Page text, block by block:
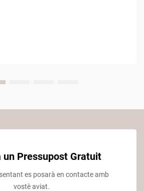
un Pressupost Gratuit
es posarà en contacte amb
vostè aviat.